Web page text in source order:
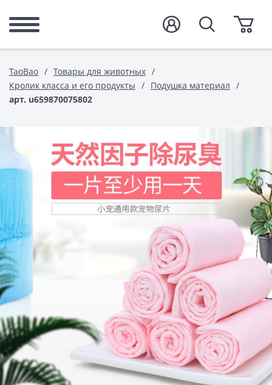
TaoBao
Товары для животных
Кролик класса и его продукты
Подушка материал
арт. u659870075802